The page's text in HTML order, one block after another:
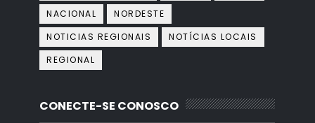
NACIONAL
NORDESTE
NOTICIAS REGIONAIS
NOTÍCIAS LOCAIS
REGIONAL
CONECTE-SE CONOSCO